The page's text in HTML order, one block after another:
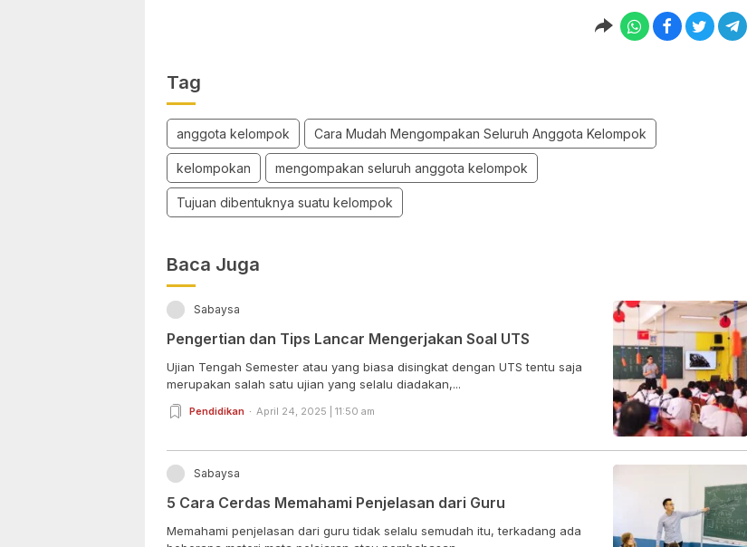
Tag
anggota kelompok Cara Mudah Mengompakan Seluruh Anggota Kelompok
kelompokan mengompakan seluruh anggota kelompok
Tujuan dibentuknya suatu kelompok
Baca Juga
Sabaysa
Pengertian dan Tips Lancar Mengerjakan Soal UTS
Ujian Tengah Semester atau yang biasa disingkat dengan UTS tentu saja
merupakan salah satu ujian yang selalu diadakan,...
Pendidikan April 24, 2025 | 11:50 am
Sabaysa
5 Cara Cerdas Memahami Penjelasan dari Guru
Memahami penjelasan dari guru tidak selalu semudah itu, terkadang ada